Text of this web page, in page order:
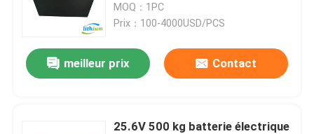
MOQ：1PC
Prix：100-4000USD/PCS
meilleur prix Contact
25.6V 500 kg batterie électrique